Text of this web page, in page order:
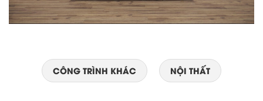
CÔNG TRÌNH KHÁC NỘI THẤT